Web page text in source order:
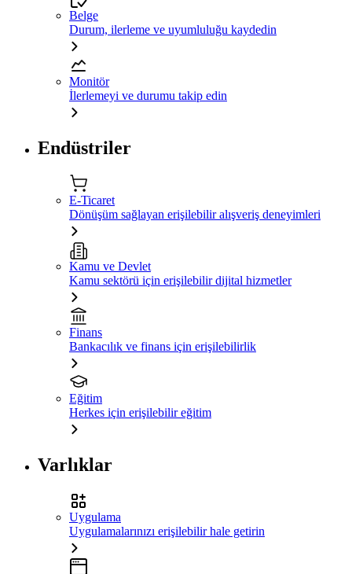
Belge
Durum, ilerleme ve uyumluluğu kaydedin
Monitör
İlerlemeyi ve durumu takip edin
Endüstriler
E-Ticaret
Dönüşüm sağlayan erişilebilir alışveriş deneyimleri
Kamu ve Devlet
Kamu sektörü için erişilebilir dijital hizmetler
Finans
Bankacılık ve finans için erişilebilirlik
Eğitim
Herkes için erişilebilir eğitim
Varlıklar
Uygulama
Uygulamalarınızı erişilebilir hale getirin